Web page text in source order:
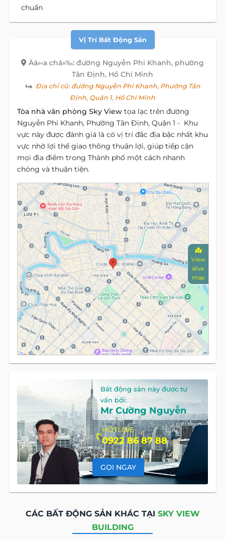
chuẩn
Vị Trí Bất Động Sản
Äá»‹a chá»‰: đường Nguyễn Phi Khanh, phường
Tân Định, Hồ Chí Minh
Địa chỉ cũ:đường Nguyễn Phi Khanh, Phường Tân
Định, Quận 1, Hồ Chí Minh
Tòa nhà văn phòng Sky View tọa lạc trên đường
Nguyễn Phi Khanh, Phường Tân Định, Quận 1 - Khu
vực này được đánh giá là có vị trí đắc địa bậc nhất khu
vực nhờ lợi thế giao thông thuận lợi, giúp tiếp cận
mọi địa điểm trong Thành phố một cách nhanh
chóng và thuận tiện.
View
alive
map
Bất động sản này được tư
vấn bởi:
Mr Cường Nguyễn
HOTLINE
0922 86 87 88
GỌI NGAY
CÁC BẤT ĐỘNG SẢN KHÁC TẠI SKY VIEW
BUILDING